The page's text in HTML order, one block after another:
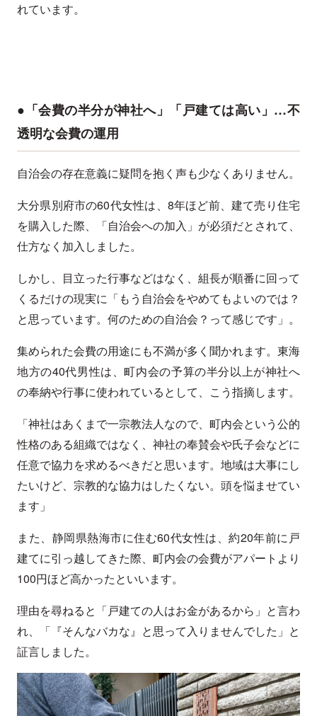
れています。
●「会費の半分が神社へ」「戸建ては高い」…不
透明な会費の運用
自治会の存在意義に疑問を抱く声も少なくありません。
大分県別府市の60代女性は、8年ほど前、建て売り住宅
を購入した際、「自治会への加入」が必須だとされて、
仕方なく加入しました。
しかし、目立った行事などはなく、組長が順番に回って
くるだけの現実に「もう自治会をやめてもよいのでは？
と思っています。何のための自治会？って感じです」。
集められた会費の用途にも不満が多く聞かれます。東海
地方の40代男性は、町内会の予算の半分以上が神社へ
の奉納や行事に使われているとして、こう指摘します。
「神社はあくまで一宗教法人なので、町内会という公的
性格のある組織ではなく、神社の奉賛会や氏子会などに
任意で協力を求めるべきだと思います。地域は大事にし
たいけど、宗教的な協力はしたくない。頭を悩ませてい
ます」
また、静岡県熱海市に住む60代女性は、約20年前に戸
建てに引っ越してきた際、町内会の会費がアパートより
100円ほど高かったといいます。
理由を尋ねると「戸建ての人はお金があるから」と言わ
れ、「『そんなバカな』と思って入りませんでした」と
証言しました。